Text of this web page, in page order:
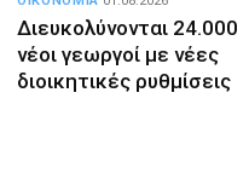
Διευκολύνονται 24.000
νέοι γεωργοί με νέες
διοικητικές ρυθμίσεις